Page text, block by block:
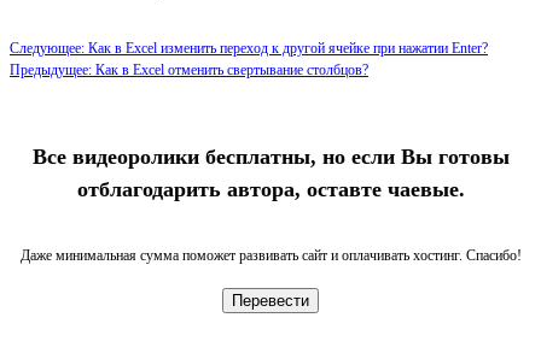
Следующее: Как в Excel изменить переход к другой ячейке при нажатии Enter?
Предыдущее: Как в Excel отменить свертывание столбцов?
Все видеоролики бесплатны, но если Вы готовы
отблагодарить автора, оставте чаевые.
Даже минимальная сумма поможет развивать сайт и оплачивать хостинг. Спасибо!
Перевести